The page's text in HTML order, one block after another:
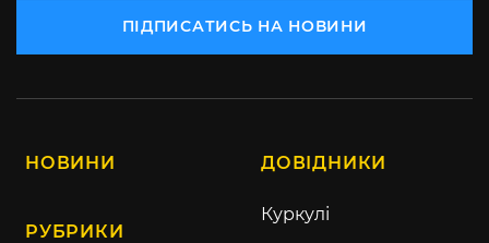
ПІДПИСАТИСЬ НА НОВИНИ
НОВИНИ
РУБРИКИ
ДОВІДНИКИ
Куркулі